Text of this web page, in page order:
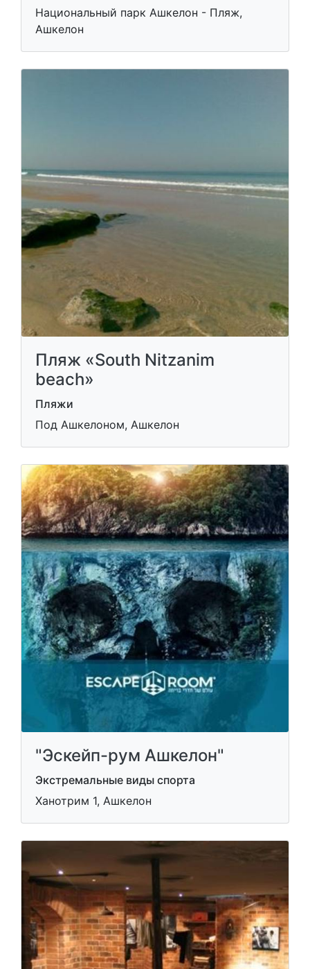
Национальный парк Ашкелон - Пляж,
Ашкелон
Пляж «South Nitzanim
beach»
Пляжи
Под Ашкелоном, Ашкелон
"Эскейп-рум Ашкелон"
Экстремальные виды спорта
Ханотрим 1, Ашкелон